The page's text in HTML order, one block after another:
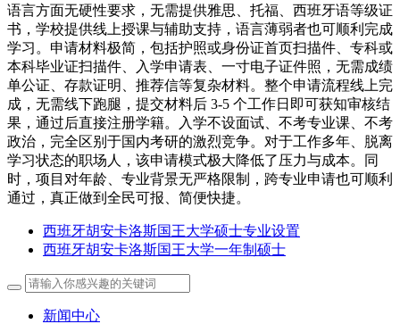
语言方面无硬性要求，无需提供雅思、托福、西班牙语等级证
书，学校提供线上授课与辅助支持，语言薄弱者也可顺利完成
学习。申请材料极简，包括护照或身份证首页扫描件、专科或
本科毕业证扫描件、入学申请表、一寸电子证件照，无需成绩
单公证、存款证明、推荐信等复杂材料。整个申请流程线上完
成，无需线下跑腿，提交材料后 3-5 个工作日即可获知审核结
果，通过后直接注册学籍。入学不设面试、不考专业课、不考
政治，完全区别于国内考研的激烈竞争。对于工作多年、脱离
学习状态的职场人，该申请模式极大降低了压力与成本。同
时，项目对年龄、专业背景无严格限制，跨专业申请也可顺利
通过，真正做到全民可报、简便快捷。
西班牙胡安卡洛斯国王大学硕士专业设置
西班牙胡安卡洛斯国王大学一年制硕士
新闻中心